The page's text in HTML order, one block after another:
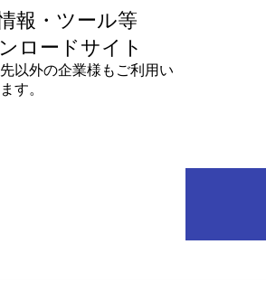
報・ツール等
ロードサイト
以外の企業様もご利用い
す。